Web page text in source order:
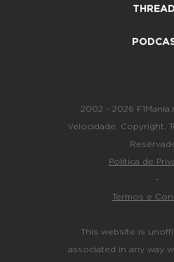
2002 - 2026
Velocidade. Copyright.
Política de
-
Termos e
This website is
associated in any way